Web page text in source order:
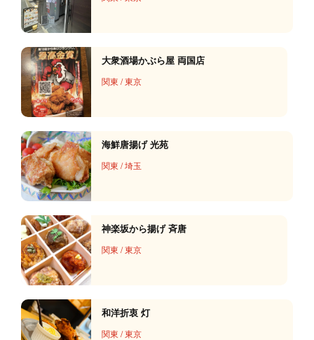
大衆酒場かぶら屋 両国店
関東 /東京
海鮮唐揚げ 光苑
関東 /埼玉
神楽坂から揚げ 斉唐
関東 /東京
和洋折衷 灯
関東 /東京